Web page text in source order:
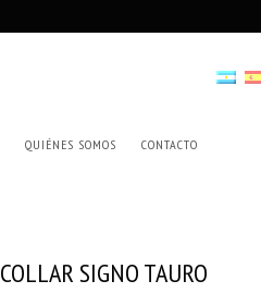
QUIÉNES SOMOS CONTACTO
COLLAR SIGNO TAURO